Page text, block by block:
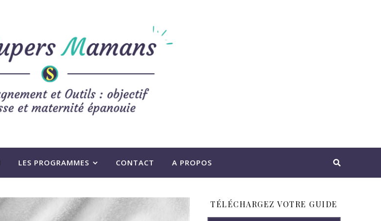
LES PROGRAMMES CONTACT A PROPOS
TÉLÉCHARGEZ VOTRE GUIDE